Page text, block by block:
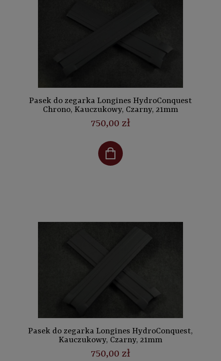
Pasek do zegarka Longines HydroConquest
Chrono, Kauczukowy, Czarny, 21mm
750,00 zł
Pasek do zegarka Longines HydroConquest,
Kauczukowy, Czarny, 21mm
750,00 zł